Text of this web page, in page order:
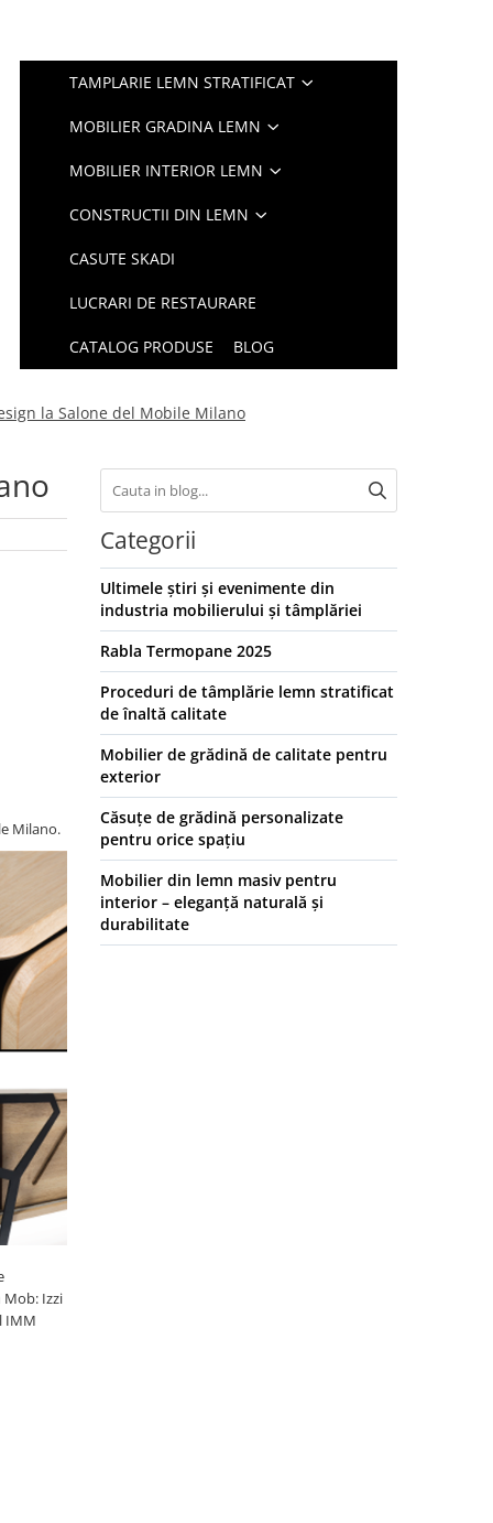
TAMPLARIE LEMN STRATIFICAT
MOBILIER GRADINA LEMN
MOBILIER INTERIOR LEMN
CONSTRUCTII DIN LEMN
CASUTE SKADI
LUCRARI DE RESTAURARE
CATALOG PRODUSE BLOG
la Salone del Mobile Milano
Milano.
Mob: Izzi
IMM
Categorii
Ultimele știri și evenimente din
industria mobilierului și tâmplăriei
Rabla Termopane 2025
Proceduri de tâmplărie lemn stratificat
de înaltă calitate
Mobilier de grădină de calitate pentru
exterior
Căsuțe de grădină personalizate
pentru orice spațiu
Mobilier din lemn masiv pentru
interior – eleganță naturală și
durabilitate